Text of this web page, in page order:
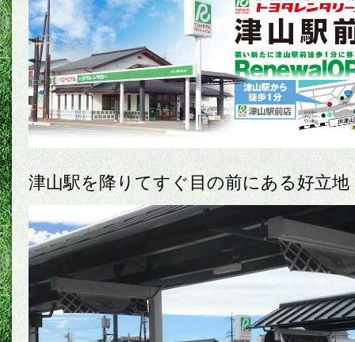
津山駅を降りてすぐ目の前にある好立地